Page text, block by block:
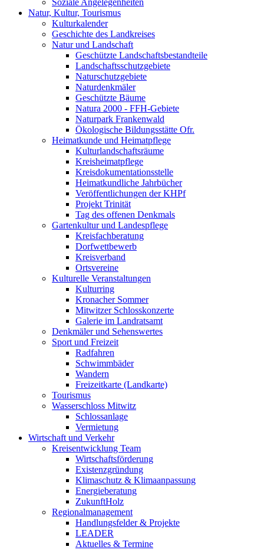
Soziale Angelegenheiten
Natur, Kultur, Tourismus
Kulturkalender
Geschichte des Landkreises
Natur und Landschaft
Geschützte Landschaftsbestandteile
Landschaftsschutzgebiete
Naturschutzgebiete
Naturdenkmäler
Geschützte Bäume
Natura 2000 - FFH-Gebiete
Naturpark Frankenwald
Ökologische Bildungsstätte Ofr.
Heimatkunde und Heimatpflege
Kulturlandschaftsräume
Kreisheimatpflege
Kreisdokumentationsstelle
Heimatkundliche Jahrbücher
Veröffentlichungen der KHPf
Projekt Trinität
Tag des offenen Denkmals
Gartenkultur und Landespflege
Kreisfachberatung
Dorfwettbewerb
Kreisverband
Ortsvereine
Kulturelle Veranstaltungen
Kulturring
Kronacher Sommer
Mitwitzer Schlosskonzerte
Galerie im Landratsamt
Denkmäler und Sehenswertes
Sport und Freizeit
Radfahren
Schwimmbäder
Wandern
Freizeitkarte (Landkarte)
Tourismus
Wasserschloss Mitwitz
Schlossanlage
Vermietung
Wirtschaft und Verkehr
Kreisentwicklung Team
Wirtschaftsförderung
Existenzgründung
Klimaschutz & Klimaanpassung
Energieberatung
ZukunftHolz
Regionalmanagement
Handlungsfelder & Projekte
LEADER
Aktuelles & Termine